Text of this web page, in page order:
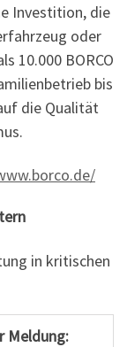
Investition, die
oder
10.000 BORCO
bis
die Qualität
in kritischen
Meldung: